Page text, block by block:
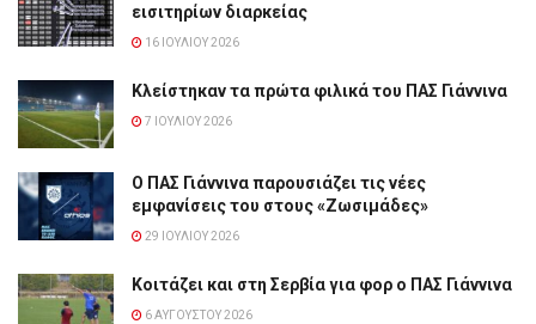
εισιτηρίων διαρκείας
16 ΙΟΥΛΊΟΥ 2026
Κλείστηκαν τα πρώτα φιλικά του ΠΑΣ Γιάννινα
7 ΙΟΥΛΊΟΥ 2026
Ο ΠΑΣ Γιάννινα παρουσιάζει τις νέες
εμφανίσεις του στους «Ζωσιμάδες»
29 ΙΟΥΛΊΟΥ 2026
Κοιτάζει και στη Σερβία για φορ ο ΠΑΣ Γιάννινα
6 ΑΥΓΟΎΣΤΟΥ 2026